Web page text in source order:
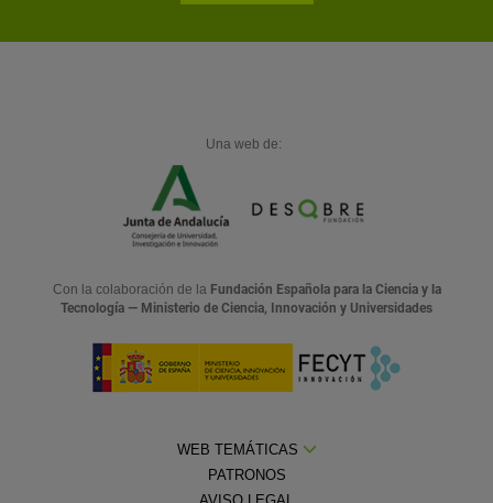
Una web de:
Con la colaboración de la Fundación Española para la Ciencia y la
Tecnología — Ministerio de Ciencia, Innovación y Universidades
WEB TEMÁTICAS
PATRONOS